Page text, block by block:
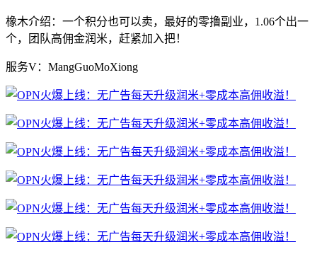
橡木介绍：一个积分也可以卖，最好的零撸副业，1.06个出一
个，团队高佣金润米，赶紧加入把！
服务V：MangGuoMoXiong